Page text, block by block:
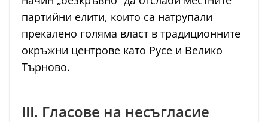
партийни елити, които са натрупали
прекалено голяма власт в традиционните
окръжни центрове като Русе и Велико
Търново.
III. Гласове на несъгласие